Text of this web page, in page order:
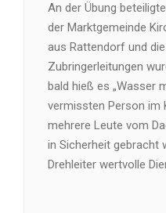
An der Übung
der Marktgemeinde
aus Rattendorf und
Zubringerleitungen
bald hieß es „Wasser
vermissten Person im
mehrere Leute vom
in Sicherheit gebracht
Drehleiter wertvolle